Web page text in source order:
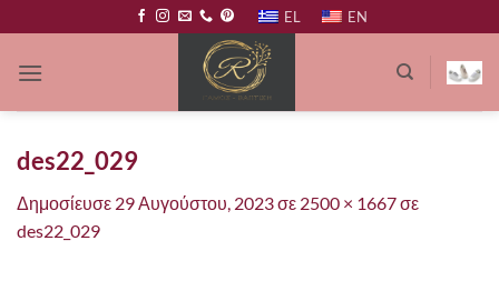
στο
περιεχόμενο
EL EN
des22_029
Δημοσίευσε 29 Αυγούστου, 2023σε 2500 × 1667σε
des22_029